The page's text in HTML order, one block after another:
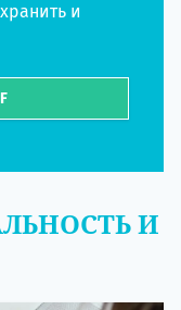
и
И